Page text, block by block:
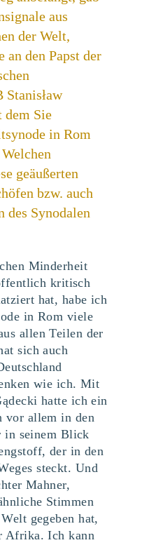
aus
der Welt,
an den Papst der
Stanisław
dem Sie
in Rom
geäußerten
bzw. auch
des Synodalen
Minderheit
kritisch
hat, habe ich
in Rom viele
allen Teilen der
sich auch
wie ich. Mit
hatte ich ein
vor allem in den
in seinem Blick
der in den
steckt. Und
Mahner,
Stimmen
gegeben hat,
Afrika. Ich kann